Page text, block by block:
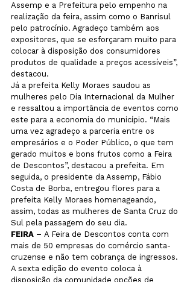
Assemp e a Prefeitura pelo empenho na
realização da feira, assim como o Banrisul
pelo patrocínio. Agradeço também aos
expositores, que se esforçaram muito para
colocar à disposição dos consumidores
produtos de qualidade a preços acessíveis”,
destacou.
Já a prefeita Kelly Moraes saudou as
mulheres pelo Dia Internacional da Mulher
e ressaltou a importância de eventos como
este para a economia do município. “Mais
uma vez agradeço a parceria entre os
empresários e o Poder Público, o que tem
gerado muitos e bons frutos como a Feira
de Descontos”, destacou a prefeita. Em
seguida, o presidente da Assemp, Fábio
Costa de Borba, entregou flores para a
prefeita Kelly Moraes homenageando,
assim, todas as mulheres de Santa Cruz do
Sul pela passagem do seu dia.
FEIRA – A Feira de Descontos conta com
mais de 50 empresas do comércio santa-
cruzense e não tem cobrança de ingressos.
A sexta edição do evento coloca à
disposição da comunidade opções de